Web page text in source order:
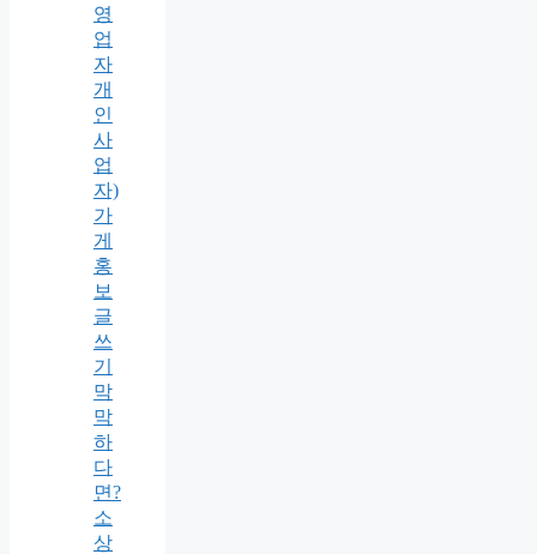
영
업
자
개
인
사
업
자)
가
게
홍
보
글
쓰
기
막
막
하
다
면?
소
상